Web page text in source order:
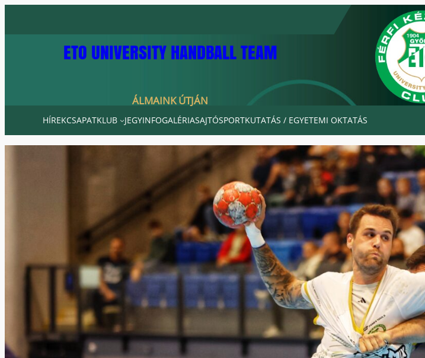
ETO UNIVERSITY HANDBALL TEAM
ÁLMAINK ÚTJÁN
HÍREKCSAPATKLUB JEGYINFOGALÉRIASAJTÓSPORTKUTATÁS / EGYETEMI OKTATÁS